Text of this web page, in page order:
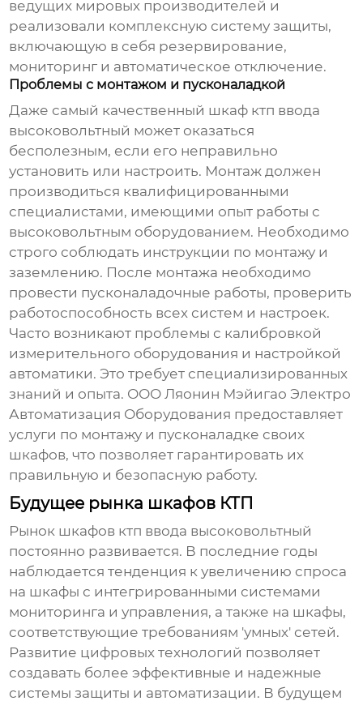
ведущих мировых производителей и
реализовали комплексную систему защиты,
включающую в себя резервирование,
мониторинг и автоматическое отключение.
Проблемы с монтажом и пусконаладкой
Даже самый качественный шкаф ктп ввода
высоковольтный может оказаться
бесполезным, если его неправильно
установить или настроить. Монтаж должен
производиться квалифицированными
специалистами, имеющими опыт работы с
высоковольтным оборудованием. Необходимо
строго соблюдать инструкции по монтажу и
заземлению. После монтажа необходимо
провести пусконаладочные работы, проверить
работоспособность всех систем и настроек.
Часто возникают проблемы с калибровкой
измерительного оборудования и настройкой
автоматики. Это требует специализированных
знаний и опыта. ООО Ляонин Мэйигао Электро
Автоматизация Оборудования предоставляет
услуги по монтажу и пусконаладке своих
шкафов, что позволяет гарантировать их
правильную и безопасную работу.
Будущее рынка шкафов КТП
Рынок шкафов ктп ввода высоковольтный
постоянно развивается. В последние годы
наблюдается тенденция к увеличению спроса
на шкафы с интегрированными системами
мониторинга и управления, а также на шкафы,
соответствующие требованиям 'умных' сетей.
Развитие цифровых технологий позволяет
создавать более эффективные и надежные
системы защиты и автоматизации. В будущем